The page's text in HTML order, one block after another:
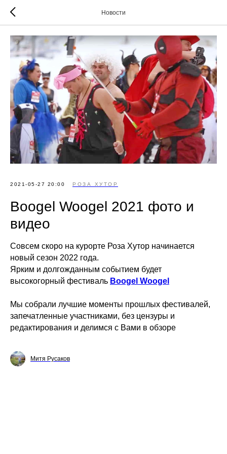
Новости
2021-05-27 20:00 РОЗА ХУТОР
Boogel Woogel 2021 фото и
видео
Совсем скоро на курорте Роза Хутор начинается
новый сезон 2022 года.
Ярким и долгожданным событием будет
высокогорный фестиваль Boogel Woogel
Мы собрали лучшие моменты прошлых фестивалей,
запечатленные участниками, без цензуры и
редактирования и делимся с Вами в обзоре
Митя Русаков